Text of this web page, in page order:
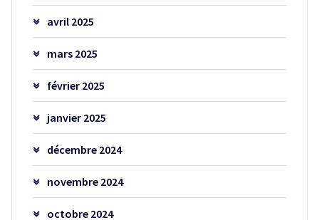
avril 2025
mars 2025
février 2025
janvier 2025
décembre 2024
novembre 2024
octobre 2024